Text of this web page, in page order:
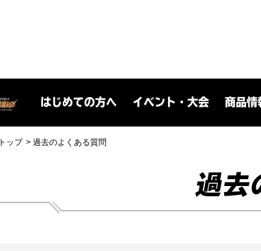
はじめての方へ イベント・大会 商品情
トップ 過去のよくある質問
過去